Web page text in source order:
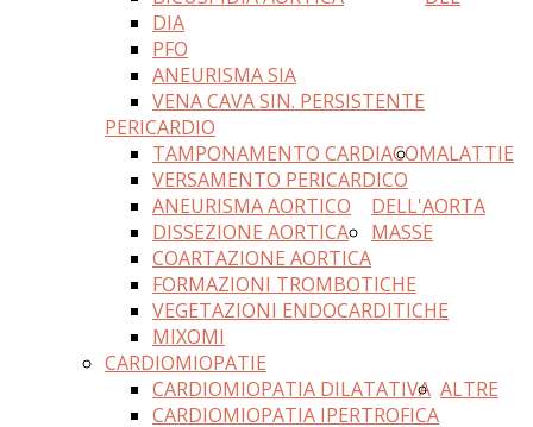
DIA
PFO
ANEURISMA SIA
VENA CAVA SIN. PERSISTENTE
PERICARDIO
TAMPONAMENTO CARDIACO
VERSAMENTO PERICARDICO
MALATTIE
DELL'AORTA
ANEURISMA AORTICO
DISSEZIONE AORTICA
COARTAZIONE AORTICA
MASSE
FORMAZIONI TROMBOTICHE
VEGETAZIONI ENDOCARDITICHE
MIXOMI
CARDIOMIOPATIE
CARDIOMIOPATIA DILATATIVA
CARDIOMIOPATIA IPERTROFICA
ALTRE